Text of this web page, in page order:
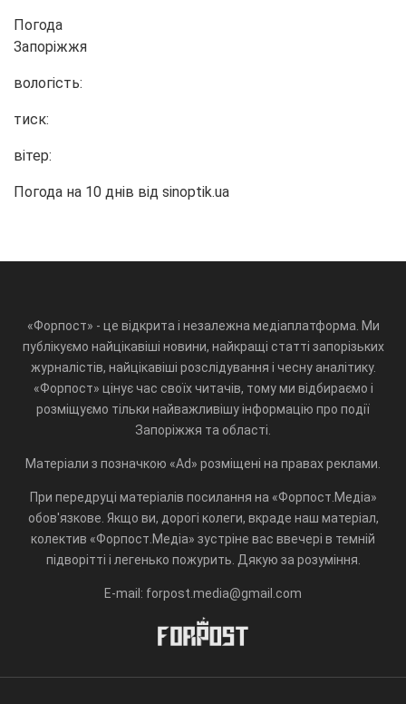
Погода
Запоріжжя
вологість:
тиск:
вітер:
Погода на 10 днів від sinoptik.ua
«Форпост» - це відкрита і незалежна медіаплатформа. Ми
публікуємо найцікавіші новини, найкращі статті запорізьких
журналістів, найцікавіші розслідування і чесну аналітику.
«Форпост» цінує час своїх читачів, тому ми відбираємо і
розміщуємо тільки найважливішу інформацію про події
Запоріжжя та області.
Матеріали з позначкою «Ad» розміщені на правах реклами.
При передруці матеріалів посилання на «Форпост.Медіа»
обов'язкове. Якщо ви, дорогі колеги, вкраде наш матеріал,
колектив «Форпост.Медіа» зустріне вас ввечері в темній
підворітті і легенько пожурить. Дякую за розуміння.
E-mail: forpost.media@gmail.com